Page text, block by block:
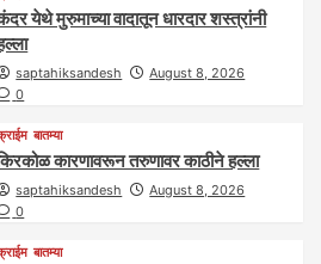
येथे मुरुमाच्या वादातून धारदार शस्त्रांनी
saptahiksandesh
August 8, 2026
0
बातम्या
कारणावरून तरुणावर काठीने हल्ला
saptahiksandesh
August 8, 2026
0
बातम्या